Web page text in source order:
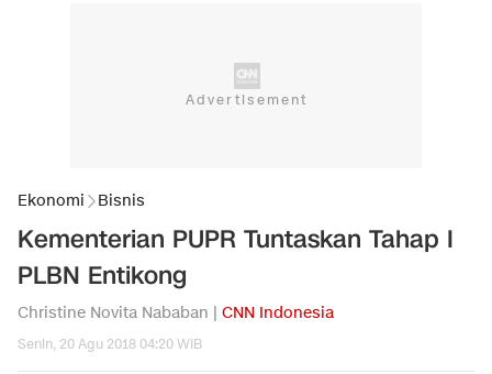
Ekonomi Bisnis
Kementerian PUPR Tuntaskan Tahap I
PLBN Entikong
Christine Novita Nababan | CNN Indonesia
Senin, 20 Agu 2018 04:20 WIB